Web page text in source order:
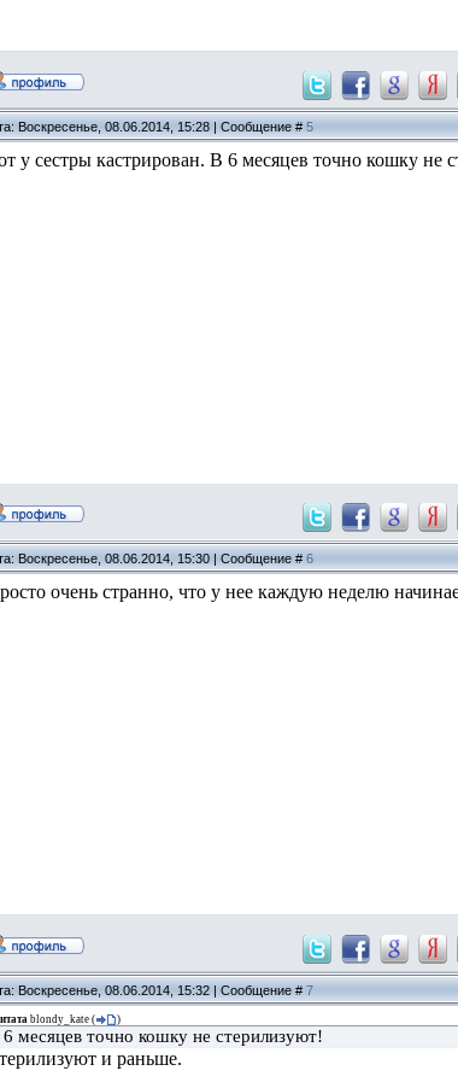
Воскресенье, 08.06.2014, 15:28 | Сообщение # 5
у сестры кастрирован. В 6 месяцев точно кошку не
Воскресенье, 08.06.2014, 15:30 | Сообщение # 6
очень странно, что у нее каждую неделю
Воскресенье, 08.06.2014, 15:32 | Сообщение # 7
blondy_kate ( )
месяцев точно кошку не стерилизуют!
и раньше.